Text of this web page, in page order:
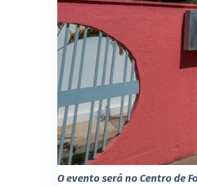
O evento será no Centro de